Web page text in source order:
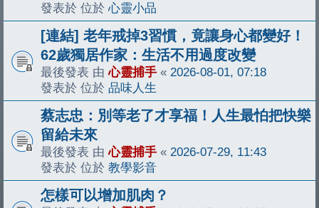
發表於 位於心靈小品
[連結] 老年戒掉3習慣，竟讓身心都變好！
62歲獨居作家：生活不用過度改變
最後發表 由心靈捕手 « 2026-08-01, 07:18
發表於 位於 品味人生
蔡志忠：別等老了才享福！人生最怕把快樂
留給未來
最後發表 由心靈捕手 « 2026-07-29, 11:43
發表於 位於 教學影音
怎樣可以增加肌肉？